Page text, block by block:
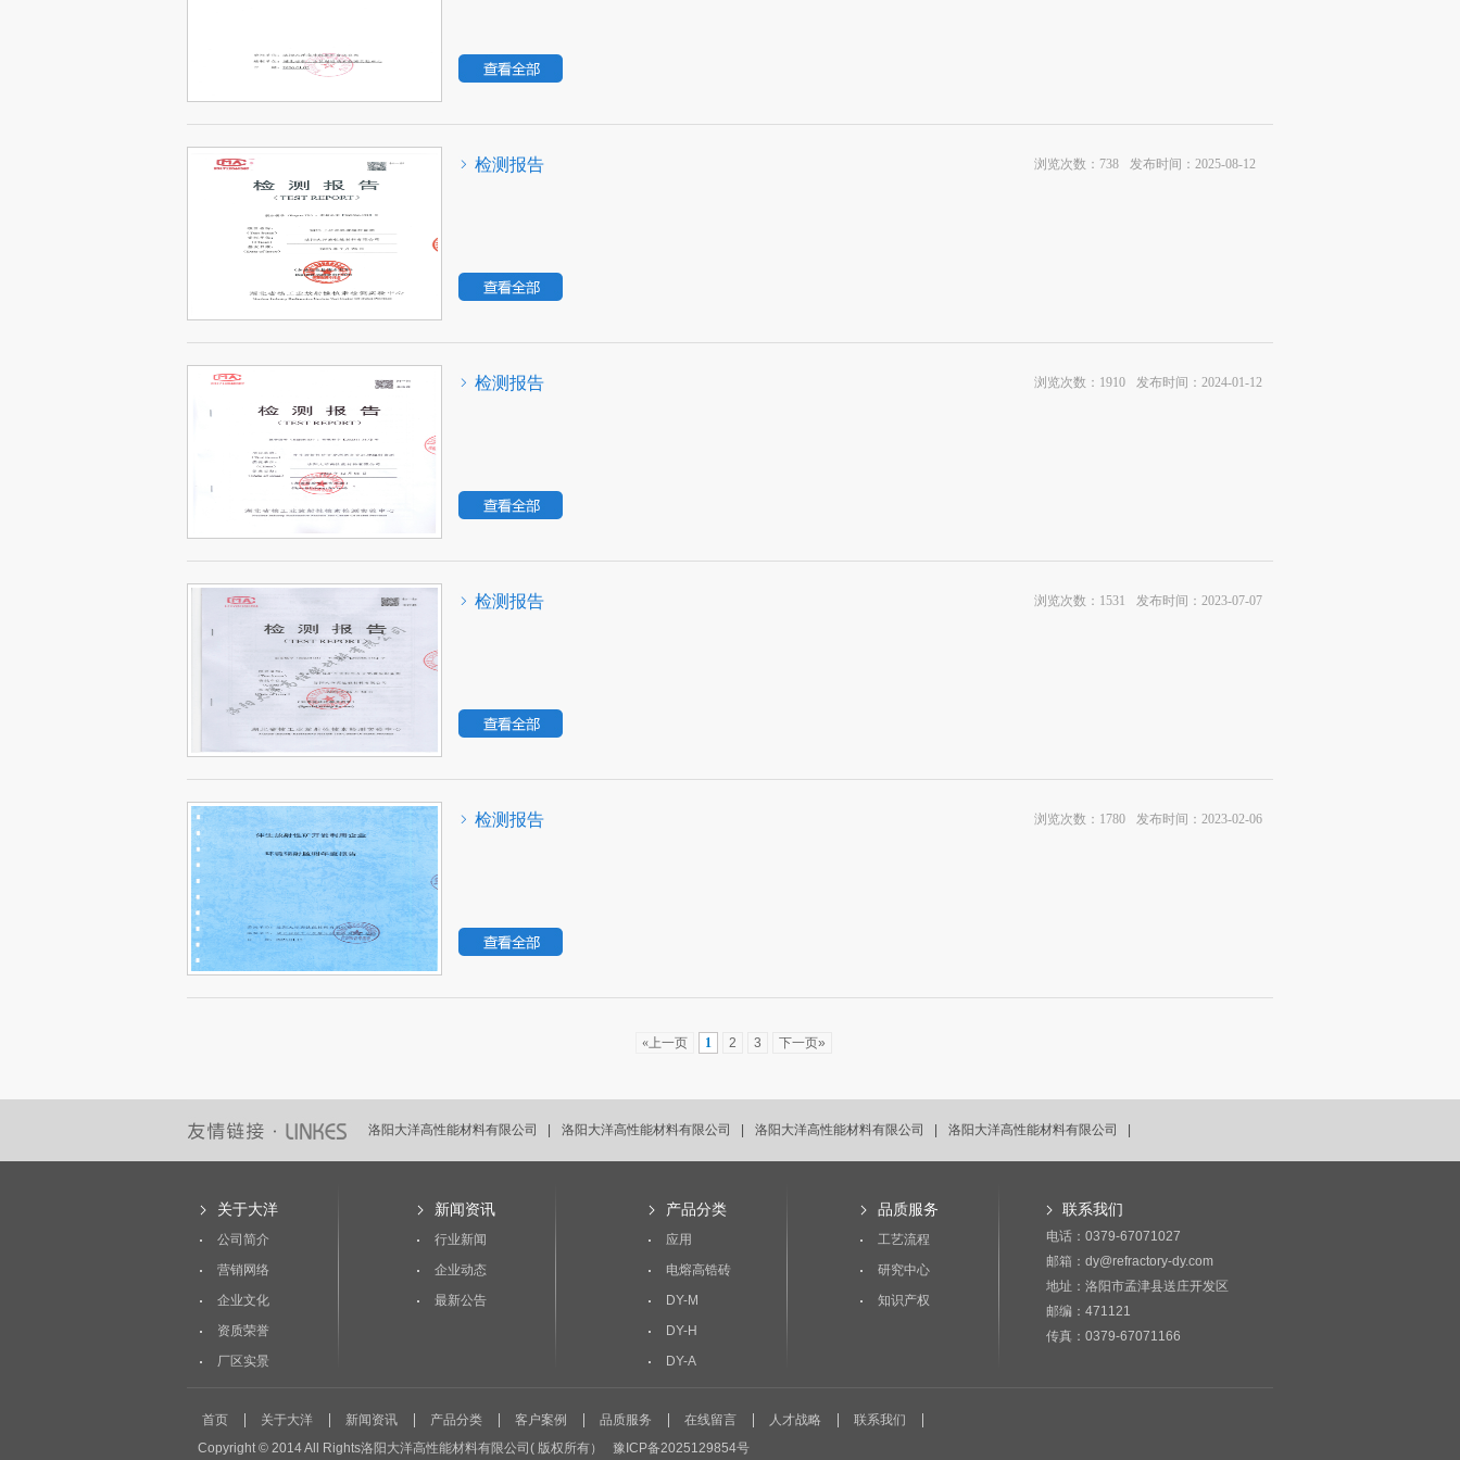
检测报告 浏览次数：738 发布时间：2025-08-12
检测报告 浏览次数：1910 发布时间：2024-01-12
检测报告 浏览次数：1531 发布时间：2023-07-07
检测报告 浏览次数：1780 发布时间：2023-02-06
«上一页 1 2 3 下一页»
洛阳大洋高性能材料有限公司 | 洛阳大洋高性能材料有限公司 | 洛阳大洋高性能材料有限公司 | 洛阳大洋高性能材料有限公司 |
关于大洋
公司简介
营销网络
企业文化
资质荣誉
厂区实景
新闻资讯
行业新闻
企业动态
最新公告
产品分类
应用
电熔高锆砖
DY-M
DY-H
DY-A
品质服务
工艺流程
研究中心
知识产权
联系我们
电话：0379-67071027
邮箱：dy@refractory-dy.com
地址：洛阳市孟津县送庄开发区
邮编：471121
传真：0379-67071166
首页 关于大洋 新闻资讯 产品分类 客户案例 品质服务 在线留言 人才战略
联系我们
Copyright © 2014 All Rights洛阳大洋高性能材料有限公司( 版权所有）
豫ICP备2025129854号